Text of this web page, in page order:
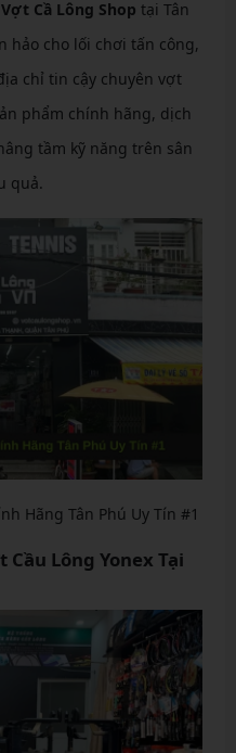
Vợt Cầ Lông Shop tại Tân
hảo cho lối chơi tấn công,
chỉ tin cậy chuyên vợt
phẩm chính hãng, dịch
tầm kỹ năng trên sân
quả.
Hãng Tân Phú Uy Tín #1
Lông Yonex Tại